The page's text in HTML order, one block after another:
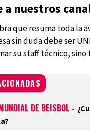
a nuestros
que resuma toda la
sin duda debe ser
su staff técnico,
DE BEISBOL -